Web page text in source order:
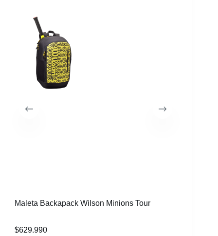
Maleta Backapack Wilson Minions Tour
$629.990